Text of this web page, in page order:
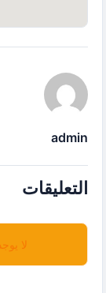
admin
التعليقات
لا